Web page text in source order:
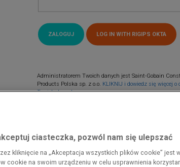
Administratorem Twoich danych jest Saint-Gobain
Products Polska sp. z o.o. KLIKNIJ i dowiedz się więcej o
Twoich danych.
ciasteczka, pozwól nam się ulepszać
kliknięcie na „Akceptacja wszystkich plików cookie” jest
cookie na swoim urządzeniu w celu usprawnienia